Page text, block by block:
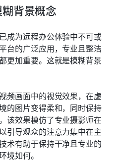
背景概念
已成为远程办公体验中不可或
台的广泛应用，专业且整洁
更加重要。这就是模糊背景
频画面中的视觉效果，在虚
的图片变得柔和，同时保持
该效果模仿了专业摄影师在
引导观众的注意力集中在主
术有助于保持干净且专业的
境如何。
佳用例